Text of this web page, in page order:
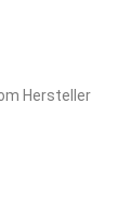
Hersteller